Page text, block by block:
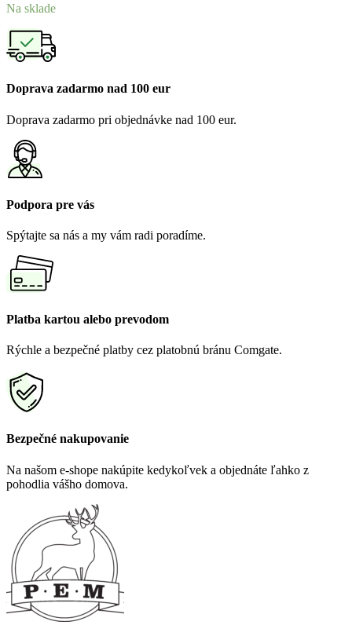
Na sklade
Doprava zadarmo nad 100 eur
Doprava zadarmo pri objednávke nad 100 eur.
Podpora pre vás
Spýtajte sa nás a my vám radi poradíme.
Platba kartou alebo prevodom
Rýchle a bezpečné platby cez platobnú bránu Comgate.
Bezpečné nakupovanie
Na našom e-shope nakúpite kedykoľvek a objednáte ľahko z
pohodlia vášho domova.